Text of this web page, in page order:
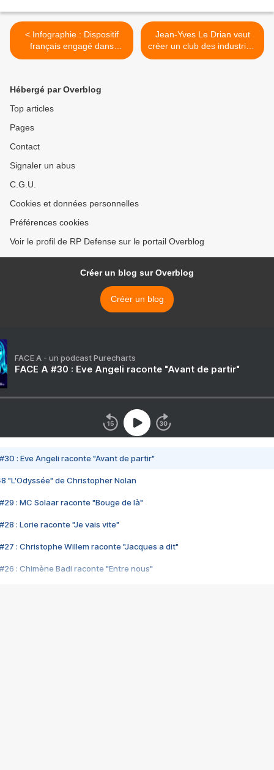
< Infographie : Dispositif
français engagé dans
l’opération Chammal
Jean-Yves Le Drian veut
créer un club des industriels
de la cyberdéfense >
Hébergé par Overblog
Top articles
Pages
Contact
Signaler un abus
C.G.U.
Cookies et données personnelles
Préférences cookies
Voir le profil de RP Defense sur le portail Overblog
Créer un blog sur Overblog
Créer un blog
FACE A - un podcast Purecharts
FACE A #30 : Eve Angeli raconte "Avant de partir"
#30 : Eve Angeli raconte "Avant de partir"
"L'Odyssée" de Christopher Nolan
#29 : MC Solaar raconte "Bouge de là"
#28 : Lorie raconte "Je vais vite"
#27 : Christophe Willem raconte "Jacques a dit"
#26 : Chimène Badi raconte "Entre nous"